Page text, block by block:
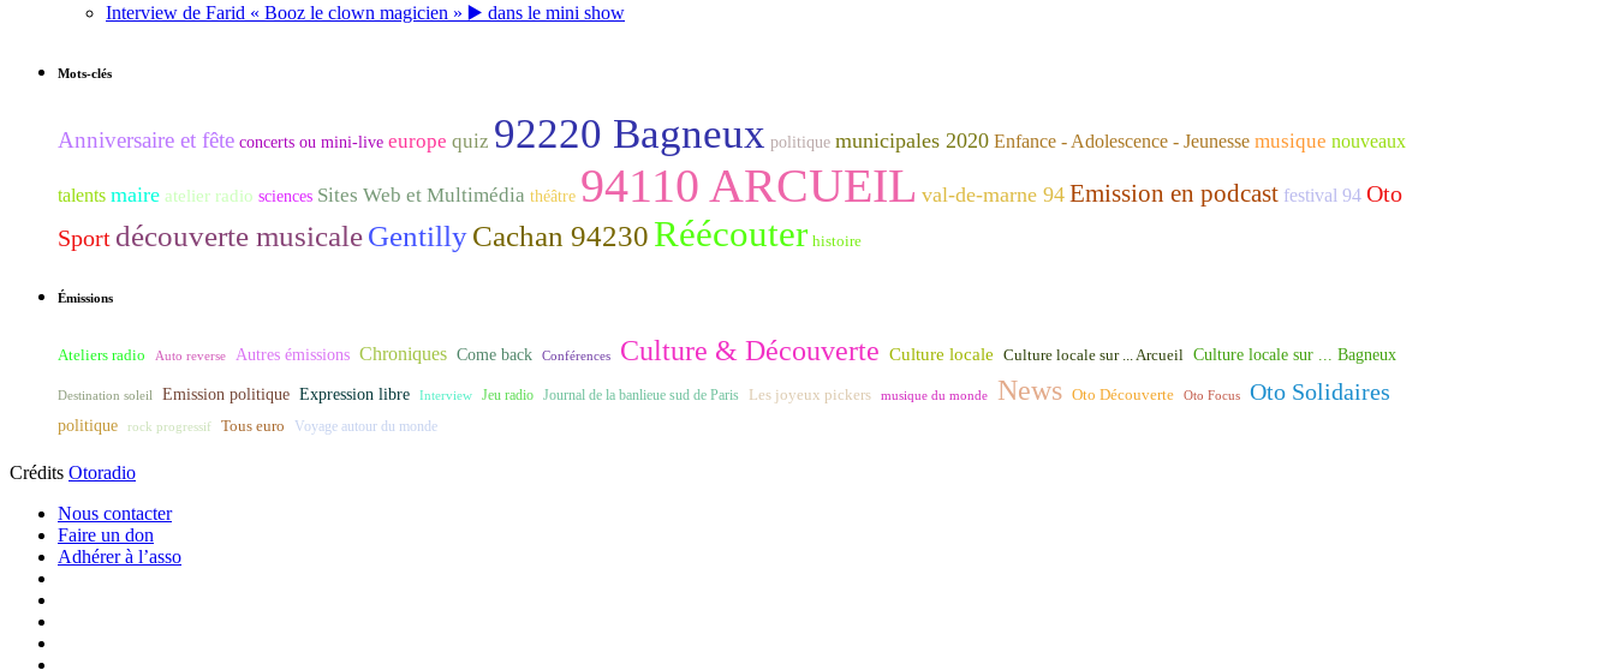
Interview de Farid « Booz le clown magicien » ▶️ dans le mini show
Mots-clés
Anniversaire et fête concerts ou mini-live europe quiz 92220 Bagneux politique municipales 2020 Enfance - Adolescence - Jeunesse musique nouveaux
talents maire atelier radio sciences Sites Web et Multimédia théâtre 94110 ARCUEIL val-de-marne 94 Emission en podcast festival 94 Oto
Sport découverte musicaleGentillyCachan 94230 Réécouter histoire
Émissions
Ateliers radio Auto reverse Autres émissions Chroniques Come back Conférences Culture & Découverte Culture locale Culture locale sur ... Arcueil Culture locale sur ... Bagneux
Destination soleil Emission politique Expression libre Interview Jeu radio Journal de la banlieue sud de Paris Les joyeux pickers musique du monde News Oto Découverte Oto Focus Oto Solidaires
politique rock progressif Tous euro Voyage autour du monde
Crédits Otoradio
Nous contacter
Faire un don
Adhérer à l’asso